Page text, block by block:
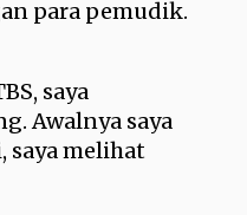
para pemudik.
saya
Awalnya saya
saya melihat